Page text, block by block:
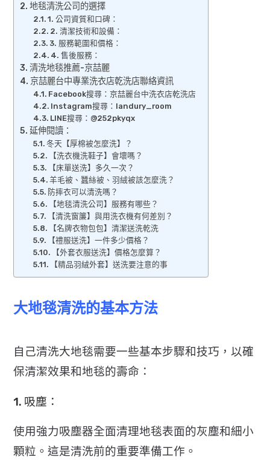
地毯清洗公司的選擇
1. 公司資質和口碑：
2. 清潔技術和設備：
3. 服務範圍和價格：
4. 售後服務：
清洗地毯推薦-京喆麗
京喆麗台中專業洗衣店乾洗店聯絡資訊
Facebook搜尋：京喆麗台中洗衣店乾洗店
Instagram搜尋：landury_room
LINE搜尋：@252pkyqx
延伸閱讀：
冬天【厚棉被怎麼洗】？
【洗衣機洗鞋子】會壞嗎？
【床單送洗】多久一次？
羊毛被、蠶絲被、羽絨被該怎麼洗？
防摔衣可以清洗嗎？
【地毯清洗公司】服務有哪些？
【清洗窗簾】與用洗衣機有何差別？
【名牌衣物包包】清潔送洗乾洗
【禮服送洗】一件多少價格？
【外套衣服送洗】價格怎麼算？
【精品羽絨外套】送洗要注意的事
大地毯清洗的基本方法
自己清洗大地毯需要一些基本步驟和技巧，以確
保清潔效果和地毯的壽命：
1. 吸塵：
使用強力吸塵器全面清理地毯表面的灰塵和細小
顆粒。這是清洗前的重要準備工作。